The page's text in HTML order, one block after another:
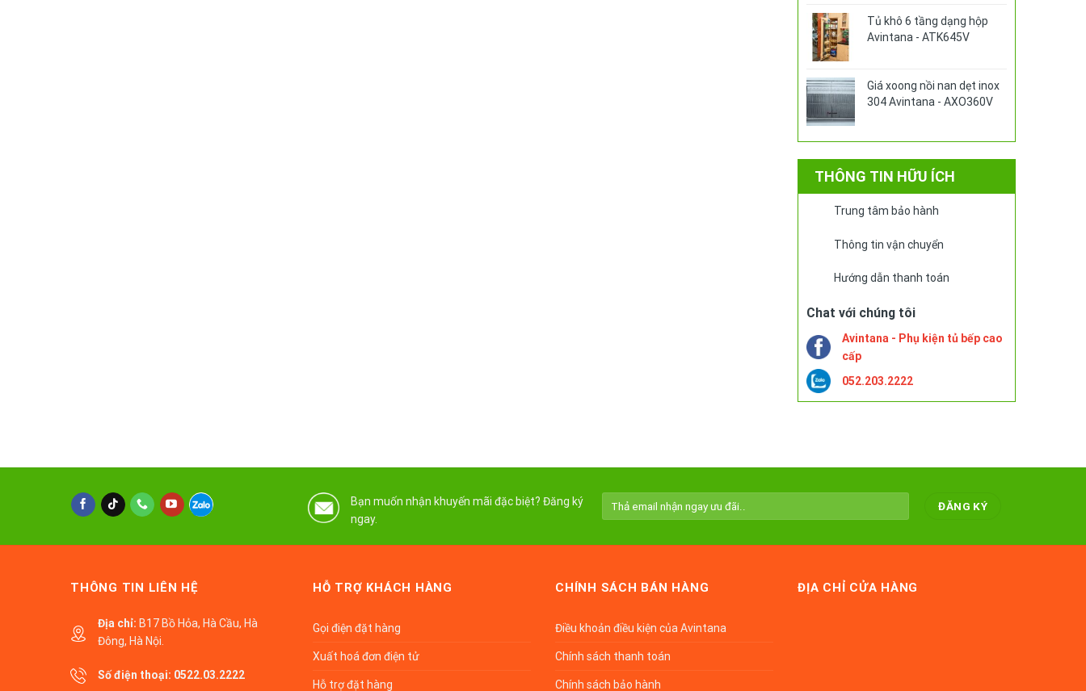
Tủ khô 6 tầng dạng hộp
Avintana - ATK645V
Giá xoong nồi nan dẹt inox
304 Avintana - AXO360V
THÔNG TIN HỮU ÍCH
Trung tâm bảo hành
Thông tin vận chuyển
Hướng dẫn thanh toán
Chat với chúng tôi
Avintana - Phụ kiện tủ bếp cao
cấp
052.203.2222
Bạn muốn nhận khuyến mãi đặc biệt? Đăng ký
ngay.
THÔNG TIN LIÊN HỆ
Địa chỉ: B17 Bồ Hỏa, Hà Cầu, Hà
Đông, Hà Nội.
Số điện thoại: 0522.03.2222
HỖ TRỢ KHÁCH HÀNG
Gọi điện đặt hàng
Xuất hoá đơn điện tử
Hỗ trợ đặt hàng
CHÍNH SÁCH BÁN HÀNG
Điều khoản điều kiện của Avintana
Chính sách thanh toán
Chính sách bảo hành
ĐỊA CHỈ CỬA HÀNG